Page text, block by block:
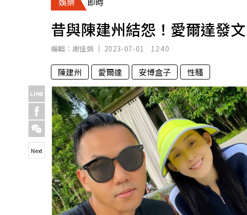
專欄
房產新勢力
昔與陳建州結怨！愛爾達發
編輯： 謝佳娟 2023-07-01 12:40
陳建州 愛爾達 安博盒子 性騷
Next